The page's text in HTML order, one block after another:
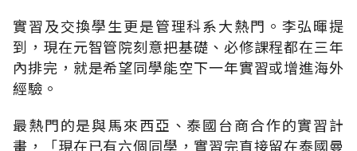
實習及交換學生更是管理科系大熱門。李弘暉提
到，現在元智管院刻意把基礎、必修課程都在三年
內排完，就是希望同學能空下一年實習或增進海外
經驗。
最熱門的是與馬來西亞、泰國台商合作的實習計
畫，「現在已有六個同學，實習完直接留在泰國曼